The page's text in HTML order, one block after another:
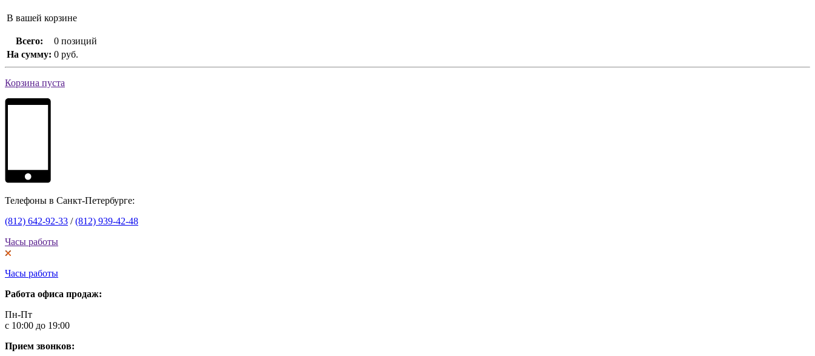
В вашей корзине
Всего:
0 позиций
На сумму: 0 руб.
Корзина пуста
Телефоны в Санкт-Петербурге:
(812) 642-92-33 /(812) 939-42-48
Часы работы
Часы работы
Работа офиса продаж:
Пн-Пт
с 10:00 до 19:00
Прием звонков: